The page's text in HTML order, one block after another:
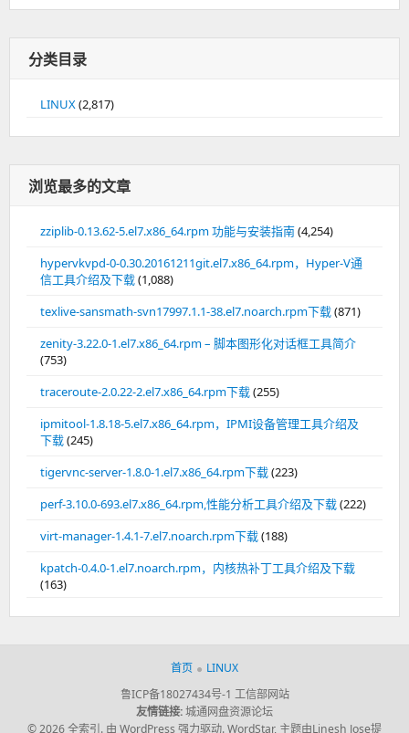
分类目录
LINUX(2,817)
浏览最多的文章
zziplib-0.13.62-5.el7.x86_64.rpm 功能与安装指南(4,254)
hypervkvpd-0-0.30.20161211git.el7.x86_64.rpm，Hyper-V通
信工具介绍及下载(1,088)
texlive-sansmath-svn17997.1.1-38.el7.noarch.rpm下载(871)
zenity-3.22.0-1.el7.x86_64.rpm – 脚本图形化对话框工具简介
(753)
traceroute-2.0.22-2.el7.x86_64.rpm下载(255)
ipmitool-1.8.18-5.el7.x86_64.rpm，IPMI设备管理工具介绍及
下载(245)
tigervnc-server-1.8.0-1.el7.x86_64.rpm下载(223)
perf-3.10.0-693.el7.x86_64.rpm,性能分析工具介绍及下载(222)
virt-manager-1.4.1-7.el7.noarch.rpm下载(188)
kpatch-0.4.0-1.el7.noarch.rpm，内核热补丁工具介绍及下载
(163)
首页
LINUX
鲁ICP备18027434号-1 工信部网站
友情链接:城通网盘资源论坛
© 2026 全索引. 由 WordPress 强力驱动.WordStar, 主题由Linesh Jose提